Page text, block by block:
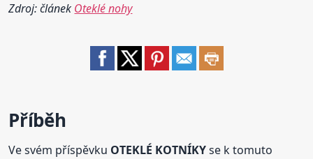
Zdroj: článek Oteklé nohy
Příběh
Ve svém příspěvku OTEKLÉ KOTNÍKYse k tomuto